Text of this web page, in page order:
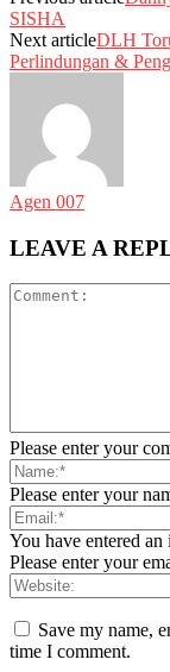
SISHA
Next articleDLH
Perlindungan &
Agen 007
LEAVE A
Please enter your
Please enter your
You have entered an
Please enter your
Save my name,
time I comment.